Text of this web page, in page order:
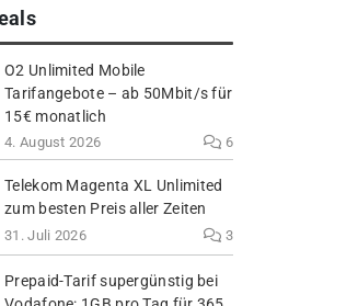
O2 Unlimited Mobile
Tarifangebote – ab 50Mbit/s für
15€ monatlich
4. August 2026 6
Telekom Magenta XL Unlimited
zum besten Preis aller Zeiten
31. Juli 2026 3
Prepaid-Tarif supergünstig bei